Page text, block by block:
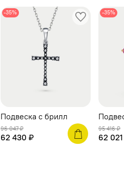
-35%
Подвеска с брилл
96 047 ₽
62 430 ₽
-35%
95 416 ₽
62